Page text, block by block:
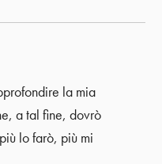
la mia
a tal fine, dovrò
lo farò, più mi